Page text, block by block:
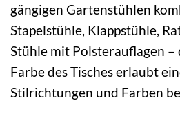
gängigen Gartenstühlen
Stapelstühle, Klappstühle,
Stühle mit Polsterauflagen
Farbe des Tisches erlaubt
Stilrichtungen und Farben